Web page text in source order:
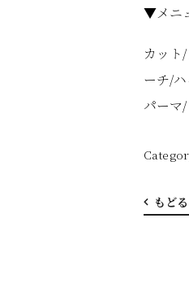
▼メニ
カット
ーチ/
パーマ
もどる